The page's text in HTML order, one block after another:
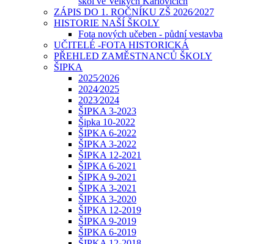
ZÁPIS DO 1. ROČNÍKU ZŠ 2026⁄2027
HISTORIE NAŠÍ ŠKOLY
Fota nových učeben - půdní vestavba
UČITELÉ -FOTA HISTORICKÁ
PŘEHLED ZAMĚSTNANCŮ ŠKOLY
ŠIPKA
2025⁄2026
2024⁄2025
2023⁄2024
ŠIPKA 3-2023
Šipka 10-2022
ŠIPKA 6-2022
ŠIPKA 3-2022
ŠIPKA 12-2021
ŠIPKA 6-2021
ŠIPKA 9-2021
ŠIPKA 3-2021
ŠIPKA 3-2020
ŠIPKA 12-2019
ŠIPKA 9-2019
ŠIPKA 6-2019